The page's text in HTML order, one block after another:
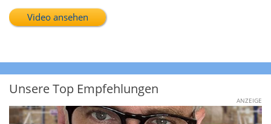
Video ansehen
Unsere Top Empfehlungen
ANZEIGE